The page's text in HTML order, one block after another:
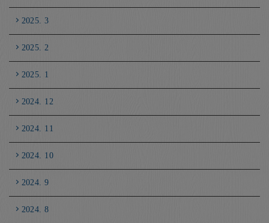
2025. 3
2025. 2
2025. 1
2024. 12
2024. 11
2024. 10
2024. 9
2024. 8